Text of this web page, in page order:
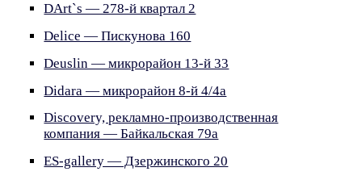
DArt`s — 278-й квартал 2
Delice — Пискунова 160
Deuslin — микрорайон 13-й 33
Didara — микрорайон 8-й 4/4а
Discovery, рекламно-производственная
компания — Байкальская 79а
ES-gallery — Дзержинского 20